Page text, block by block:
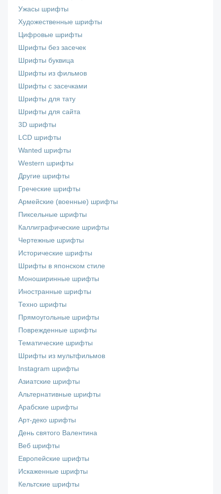
Ужасы шрифты
Художественные шрифты
Цифровые шрифты
Шрифты без засечек
Шрифты буквица
Шрифты из фильмов
Шрифты с засечками
Шрифты для тату
Шрифты для сайта
3D шрифты
LCD шрифты
Wanted шрифты
Western шрифты
Другие шрифты
Греческие шрифты
Армейские (военные) шрифты
Пиксельные шрифты
Каллиграфические шрифты
Чертежные шрифты
Исторические шрифты
Шрифты в японском стиле
Моноширинные шрифты
Иностранные шрифты
Техно шрифты
Прямоугольные шрифты
Поврежденные шрифты
Тематические шрифты
Шрифты из мультфильмов
Instagram шрифты
Азиатские шрифты
Альтернативные шрифты
Арабские шрифты
Арт-деко шрифты
День святого Валентина
Веб шрифты
Европейские шрифты
Искаженные шрифты
Кельтские шрифты